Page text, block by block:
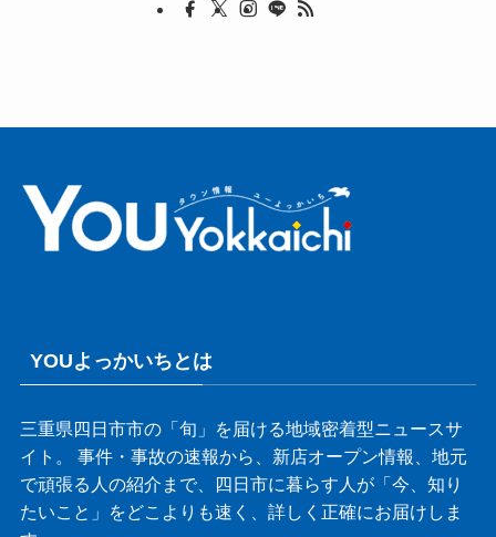
YOUよっかいちとは
三重県四日市市の「旬」を届ける地域密着型ニュースサ
イト。 事件・事故の速報から、新店オープン情報、地元
で頑張る人の紹介まで、四日市に暮らす人が「今、知り
たいこと」をどこよりも速く、詳しく正確にお届けしま